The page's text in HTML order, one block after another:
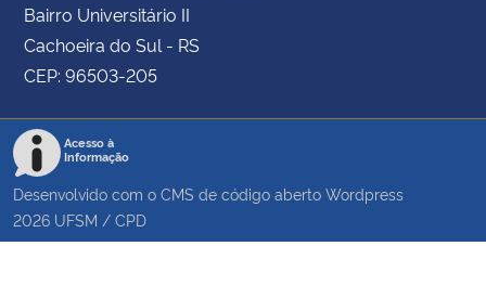
Bairro Universitário II
Cachoeira do Sul - RS
CEP: 96503-205
Acesso à
Informação
Desenvolvido com o CMS de código aberto Wordpress
2026 UFSM / CPD